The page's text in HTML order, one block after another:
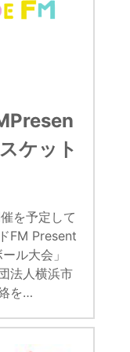
ケット
を予定して
FM Present
ル大会」
法人横浜市
を…